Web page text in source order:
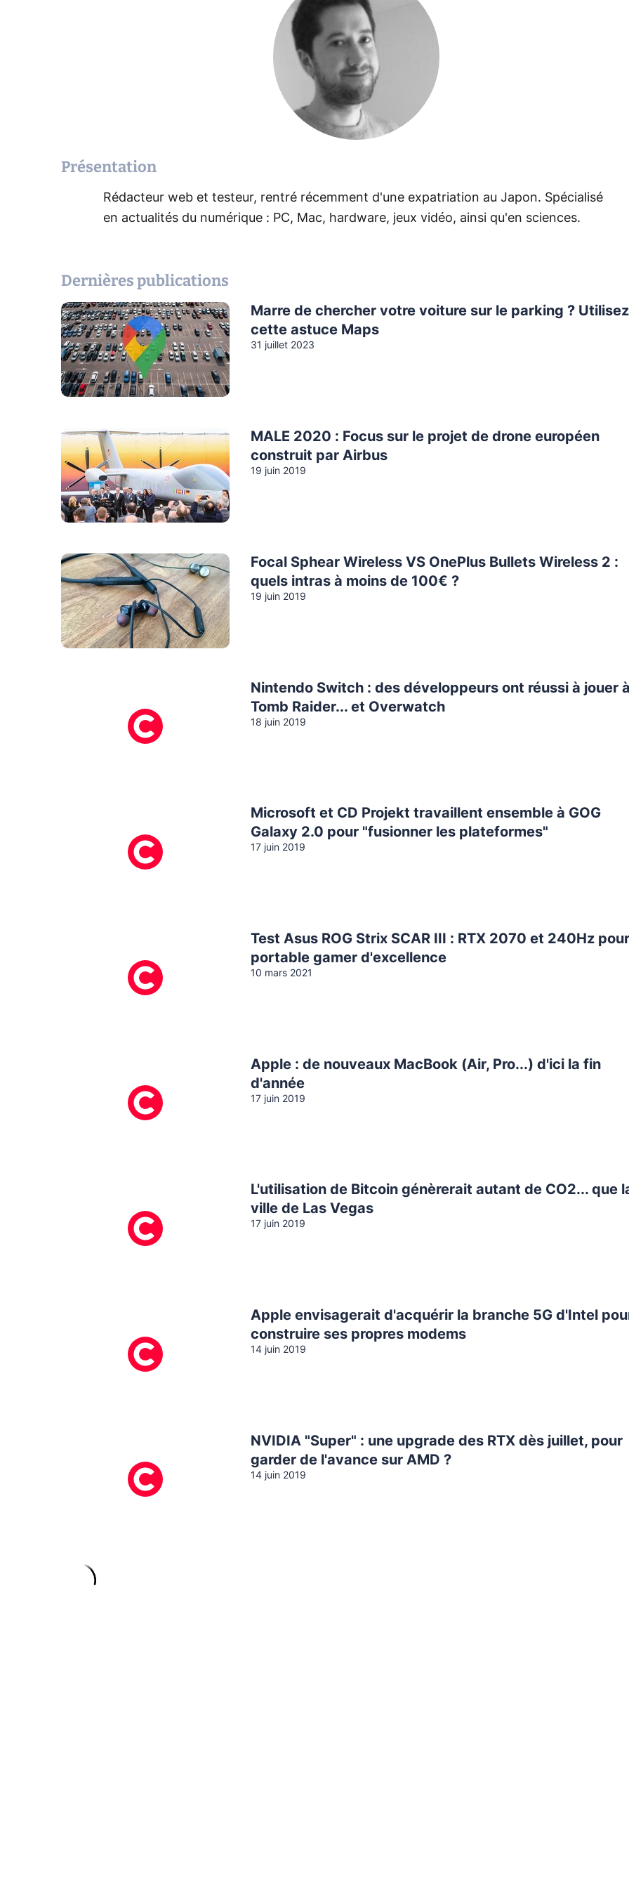
Présentation
Rédacteur web et testeur, rentré récemment d'une expatriation au Japon. Spécialisé
en actualités du numérique : PC, Mac, hardware, jeux vidéo, ainsi qu'en sciences.
Dernières publications
Marre de chercher votre voiture sur le parking ? Utilisez
cette astuce Maps
31 juillet 2023
MALE 2020 : Focus sur le projet de drone européen
construit par Airbus
19 juin 2019
Focal Sphear Wireless VS OnePlus Bullets Wireless 2 :
quels intras à moins de 100€ ?
19 juin 2019
Nintendo Switch : des développeurs ont réussi à jouer
Tomb Raider... et Overwatch
18 juin 2019
Microsoft et CD Projekt travaillent ensemble à GOG
Galaxy 2.0 pour "fusionner les plateformes"
17 juin 2019
Test Asus ROG Strix SCAR III : RTX 2070 et 240Hz
portable gamer d'excellence
10 mars 2021
Apple : de nouveaux MacBook (Air, Pro...) d'ici la fin
d'année
17 juin 2019
L'utilisation de Bitcoin génèrerait autant de CO2... que
ville de Las Vegas
17 juin 2019
Apple envisagerait d'acquérir la branche 5G d'Intel
construire ses propres modems
14 juin 2019
NVIDIA "Super" : une upgrade des RTX dès juillet, pour
garder de l'avance sur AMD ?
14 juin 2019